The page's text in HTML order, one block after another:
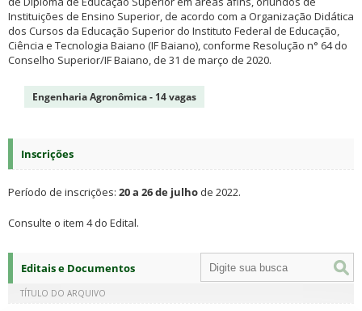
Instituições de Ensino Superior, de acordo com a Organização Didática
dos Cursos da Educação Superior do Instituto Federal de Educação,
Ciência e Tecnologia Baiano (IF Baiano), conforme Resolução n° 64 do
Conselho Superior/IF Baiano, de 31 de março de 2020.
Engenharia Agronômica - 14 vagas
Inscrições
Período de inscrições: 20 a 26 de julho de 2022.
Consulte o item 4 do Edital.
Editais e Documentos
TÍTULO DO ARQUIVO